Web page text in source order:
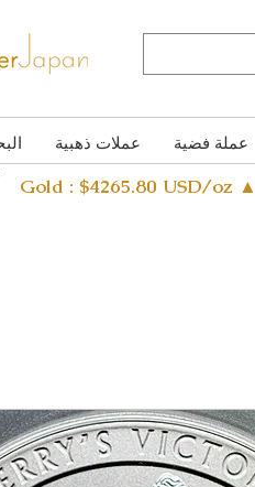
عملات ذهبية عملة فضية
Gold : $4265.80 USD/oz ▲